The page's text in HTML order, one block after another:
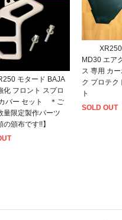
モタード BAJA
化 フロント スプロ
バー セット ＊ご
量限定製作パーツ
の頒布です!!】
MD30 エア
ス 専用 カ
ク プロテク
ト
SOLD OUT